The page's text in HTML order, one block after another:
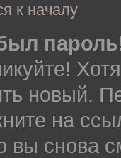
к началу
новый.
на
вы снова